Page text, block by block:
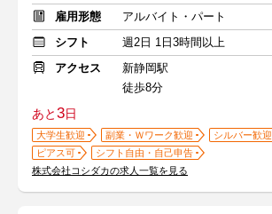
雇用形態
アルバイト・パート
シフト
週2日 1日3時間以上
アクセス
新静岡駅
徒歩8分
あと3日
大学生歓迎 副業・Ｗワーク歓迎
シルバー歓迎
ピアス可
シフト自由・自己申告
株式会社コシダカの求人一覧を見る